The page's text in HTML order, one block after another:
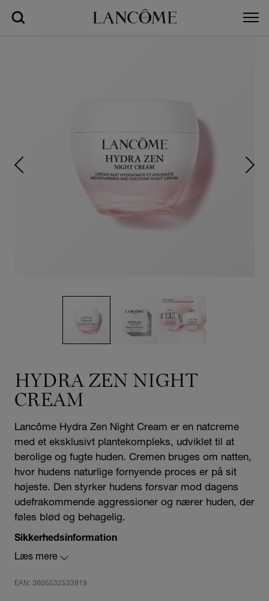
HYDRA ZEN NIGHT
CREAM
Lancôme Hydra Zen Night Cream er en natcreme
med et eksklusivt plantekompleks, udviklet til at
berolige og fugte huden. Cremen bruges om natten,
hvor hudens naturlige fornyende proces er på sit
højeste. Den styrker hudens forsvar mod dagens
udefrakommende aggressioner og nærer huden, der
føles blød og behagelig.
Sikkerhedsinformation
Skyl straks med rigeligt vand ved kontakt med
Læs mere
EAN: 3605532533919